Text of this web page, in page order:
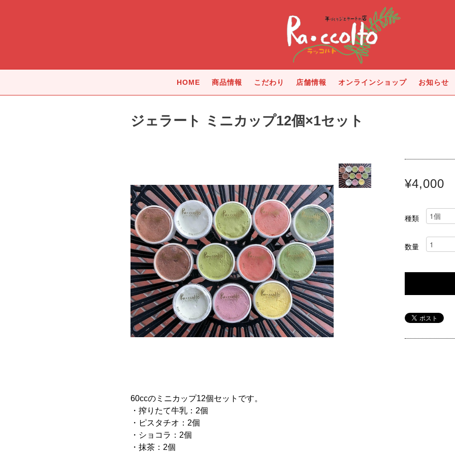
HOME 商品情報 こだわり 店舗情報 オンラインショップ お知らせ
ジェラート ミニカップ12個×1セット
60ccのミニカップ12個セットです。
・搾りたて牛乳：2個
・ピスタチオ：2個
・ショコラ：2個
・抹茶：2個
¥4,000
種類
数量